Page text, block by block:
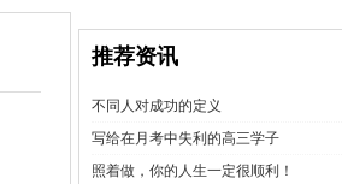
推荐资讯
不同人对成功的定义
写给在月考中失利的高三学子
照着做，你的人生一定很顺利！